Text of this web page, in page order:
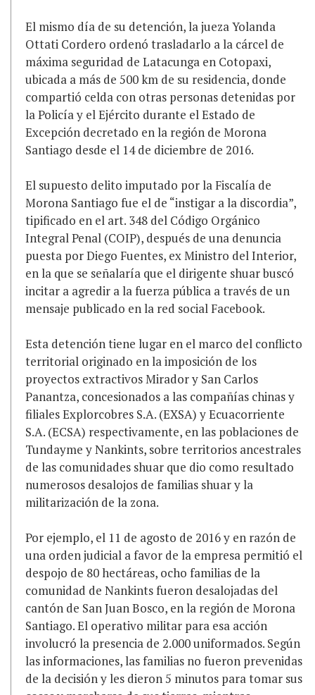
El mismo día de su detención, la jueza Yolanda
Ottati Cordero ordenó trasladarlo a la cárcel de
máxima seguridad de Latacunga en Cotopaxi,
ubicada a más de 500 km de su residencia, donde
compartió celda con otras personas detenidas por
la Policía y el Ejército durante el Estado de
Excepción decretado en la región de Morona
Santiago desde el 14 de diciembre de 2016.
El supuesto delito imputado por la Fiscalía de
Morona Santiago fue el de “instigar a la discordia”,
tipificado en el art. 348 del Código Orgánico
Integral Penal (COIP), después de una denuncia
puesta por Diego Fuentes, ex Ministro del Interior,
en la que se señalaría que el dirigente shuar buscó
incitar a agredir a la fuerza pública a través de un
mensaje publicado en la red social Facebook.
Esta detención tiene lugar en el marco del conflicto
territorial originado en la imposición de los
proyectos extractivos Mirador y San Carlos
Panantza, concesionados a las compañías chinas y
filiales Explorcobres S.A. (EXSA) y Ecuacorriente
S.A. (ECSA) respectivamente, en las poblaciones de
Tundayme y Nankints, sobre territorios ancestrales
de las comunidades shuar que dio como resultado
numerosos desalojos de familias shuar y la
militarización de la zona.
Por ejemplo, el 11 de agosto de 2016 y en razón de
una orden judicial a favor de la empresa permitió el
despojo de 80 hectáreas, ocho familias de la
comunidad de Nankints fueron desalojadas del
cantón de San Juan Bosco, en la región de Morona
Santiago. El operativo militar para esa acción
involucró la presencia de 2.000 uniformados. Según
las informaciones, las familias no fueron prevenidas
de la decisión y les dieron 5 minutos para tomar sus